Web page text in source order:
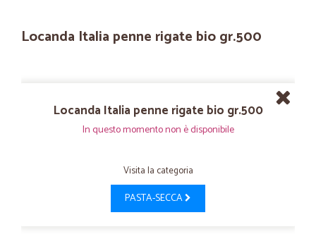
Locanda Italia penne rigate bio gr.500
Locanda Italia penne rigate bio gr.500
In questo momento non è disponibile
Visita la categoria
PASTA-SECCA